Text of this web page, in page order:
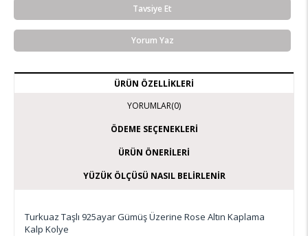
Tavsiye Et
Yorum Yaz
ÜRÜN ÖZELLIKLERI
YORUMLAR(0)
ÖDEME SEÇENEKLERI
ÜRÜN ÖNERILERI
YÜZÜK ÖLÇÜSÜ NASIL BELIRLENIR
Turkuaz Taşlı 925ayar Gümüş Üzerine Rose Altın Kaplama
Kalp Kolye